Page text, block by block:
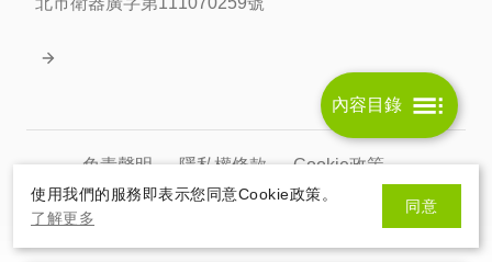
免責聲明 隱私權條款 Cookie政策
內容目錄
使用我們的服務即表示您同意Cookie政策。
了解更多
同意